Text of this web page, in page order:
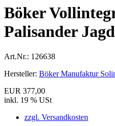
Böker
Palisander
Art.Nr.: 126638
Hersteller: Böker Manufaktur
EUR 377,00
inkl. 19 % USt
zzgl. Versandkosten